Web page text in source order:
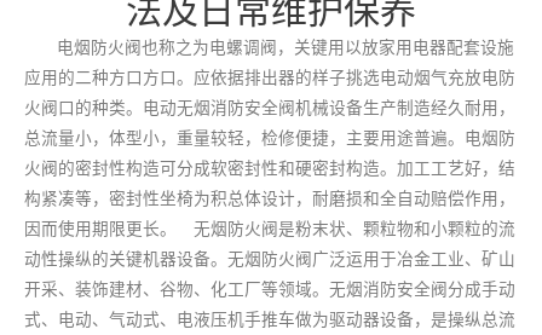
法及日常维护保养
电烟防火阀也称之为电螺调阀，关键用以放家用电器配套设施
应用的二种方口方口。应依据排出器的样子挑选电动烟气充放电防
火阀口的种类。电动无烟消防安全阀机械设备生产制造经久耐用，
总流量小，体型小，重量较轻，检修便捷，主要用途普遍。电烟防
火阀的密封性构造可分成软密封性和硬密封构造。加工工艺好，结
构紧凑等，密封性坐椅为积总体设计，耐磨损和全自动赔偿作用，
因而使用期限更长。 无烟防火阀是粉末状、颗粒物和小颗粒的流
动性操纵的关键机器设备。无烟防火阀广泛运用于冶金工业、矿山
开采、装饰建材、谷物、化工厂等领域。无烟消防安全阀分成手动
式、电动、气动式、电液压机手推车做为驱动器设备，是操纵总流